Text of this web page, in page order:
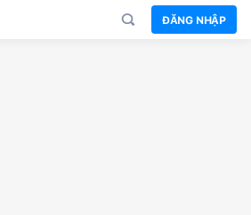
ĐĂNG NHẬP